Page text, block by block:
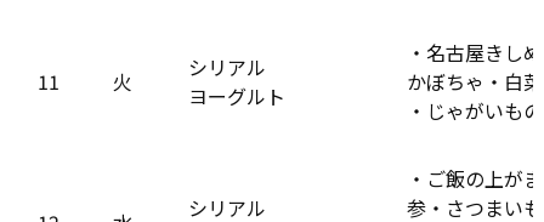
11 火
シリアル
ヨーグルト
・名古屋きし
かぼちゃ・白
・じゃがいも
シリアル
・ご飯の上が
参・さつまい